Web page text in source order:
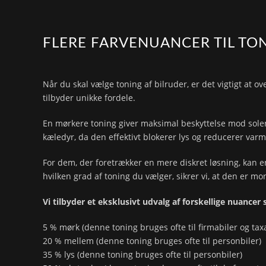
FLERE FARVENUANCER TIL
Når du skal vælge toning af bilruder, er det vigtigt at
tilbyder unikke fordele.
En mørkere toning giver maksimal beskyttelse mod
kæledyr, da den effektivt blokerer lys og reducerer
For dem, der foretrækker en mere diskret løsning,
hvilken grad af toning du vælger, sikrer vi, at den er
Vi tilbyder et eksklusivt udvalg af forskellige
5 % mørk (denne toning bruges ofte til firmabiler og
20 % mellem (denne toning bruges ofte til personbiler)
35 % lys (denne toning bruges ofte til personbiler)